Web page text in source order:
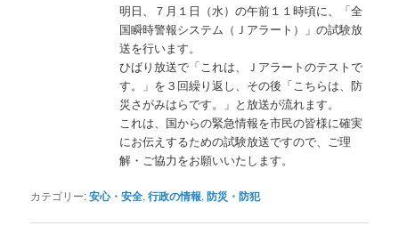
明日、７月１日（水）の午前１１時頃に、「全
国瞬時警報システム（Ｊアラート）」の試験放
送を行います。
ひばり放送で「これは、Ｊアラートのテストで
す。」を３回繰り返し、その後「こちらは、防
災さがみはらです。」と放送が流れます。
これは、国からの緊急情報を市民の皆様に確実
にお伝えするための試験放送ですので、ご理
解・ご協力をお願いいたします。
カテゴリー:安心・安全,行政の情報,防災・防犯